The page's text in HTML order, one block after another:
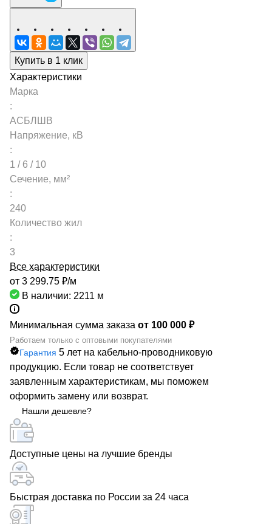
Купить в 1 клик
Характеристики
Марка
:
АСБЛШВ
Напряжение, кВ
:
1 / 6 / 10
Сечение, мм²
:
240
Количество жил
:
3
Все характеристики
от 3 299.75 ₽/м
В наличии: 2211 м
Минимальная сумма заказа от 100 000 ₽
Работаем только с оптовыми покупателями
Гарантия 5 лет на кабельно-проводниковую
продукцию. Если товар не соответствует
заявленным характеристикам, мы поможем
оформить замену или возврат.
Нашли дешевле?
Доступные цены на лучшие бренды
Быстрая доставка по России за 24 часа